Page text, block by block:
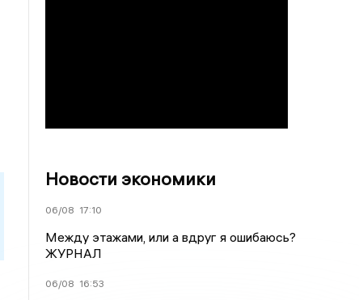
Новости экономики
06/08 17:10
Между этажами, или а вдруг я ошибаюсь?
ЖУРНАЛ
06/08 16:53